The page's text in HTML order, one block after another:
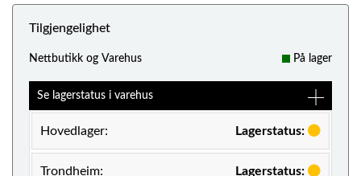
Tilgjengelighet
Nettbutikk og Varehus På lager
Se lagerstatus i varehus
Hovedlager: Lagerstatus:
Trondheim: Lagerstatus: